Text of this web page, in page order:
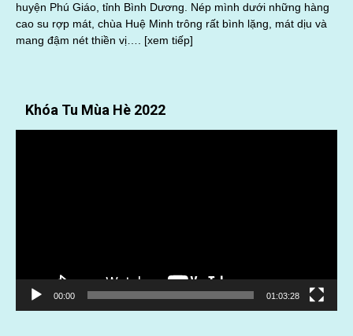
huyện Phú Giáo, tỉnh Bình Dương. Nép mình dưới những hàng
cao su rợp mát, chùa Huệ Minh trông rất bình lặng, mát dịu và
mang đậm nét thiền vị…. [xem tiếp]
Khóa Tu Mùa Hè 2022
00:00 01:03:28